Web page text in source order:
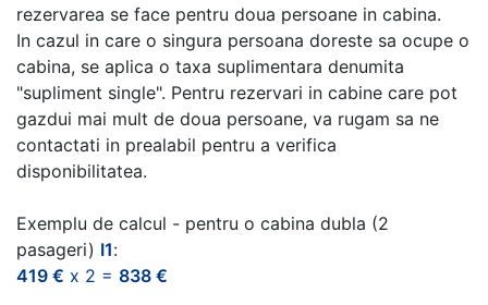
rezervarea se face pentru doua persoane in cabina.
In cazul in care o singura persoana doreste sa ocupe o
cabina, se aplica o taxa suplimentara denumita
"supliment single". Pentru rezervari in cabine care pot
gazdui mai mult de doua persoane, va rugam sa ne
contactati in prealabil pentru a verifica
disponibilitatea.
Exemplu de calcul - pentru o cabina dubla (2
pasageri) I1:
419 € x 2 = 838 €